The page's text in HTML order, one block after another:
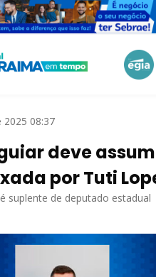
08:37
deve
por Tuti
suplente de deputado estadual